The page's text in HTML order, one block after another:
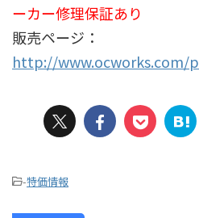
ーカー修理保証あり
販売ページ：
http://www.ocworks.com/
-特価情報